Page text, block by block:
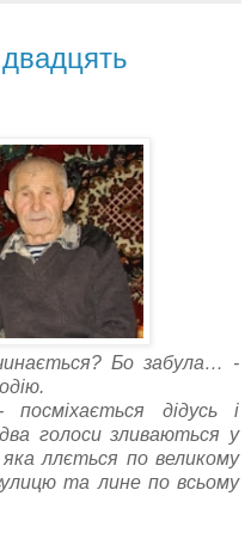
Бо забула… -
дідусь і
голоси зливаються у
ллється по великому
та лине по всьому